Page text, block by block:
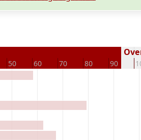
50 60 70 80 90